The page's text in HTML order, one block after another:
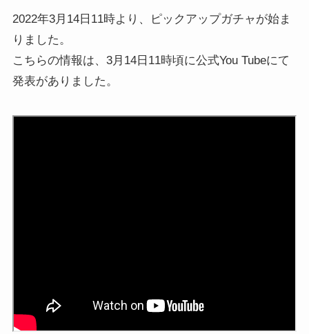
2022年3月14日11時より、ピックアップガチャが始ま
りました。
こちらの情報は、3月14日11時頃に公式You Tubeにて
発表がありました。